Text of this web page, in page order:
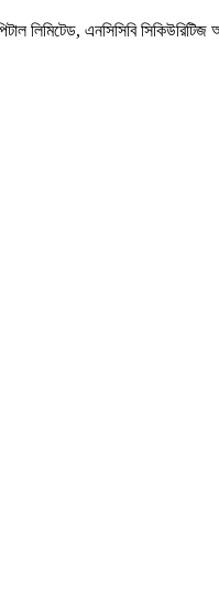
এনসিসিবি সিকিউরিটিজ